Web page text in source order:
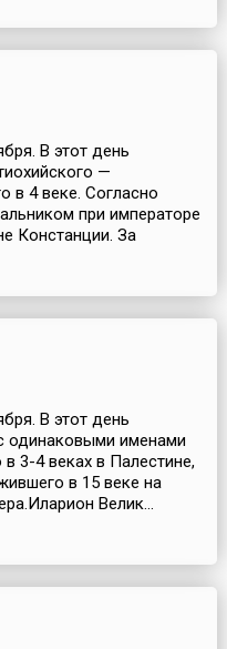
В этот день
—
в 4 веке. Согласно
при императоре
Констанции. За
В этот день
одинаковыми именами
3-4 веках в Палестине,
в 15 веке на
Велик...